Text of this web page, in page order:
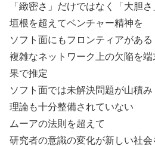
「緻密さ」だけではなく「大胆さ
垣根を超えてベンチャー精神を
ソフト面にもフロンティアがある
複雑なネットワーク上の欠陥を
果で推定
ソフト面では未解決問題が山積み
理論も十分整備されていない
ムーアの法則を超えて
研究者の意識の変化が新しい社会